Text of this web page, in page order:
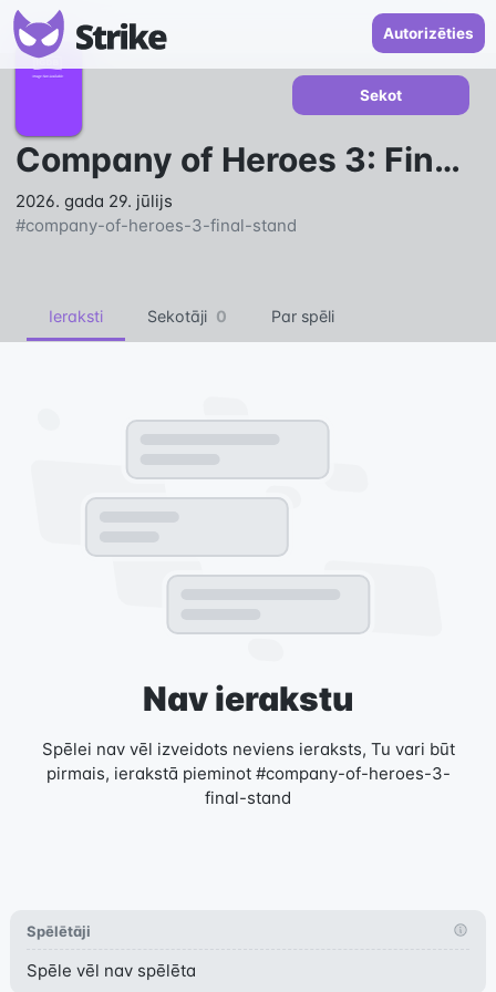
Autorizēties
Company of Heroes 3: Final Stand
2026. gada 29. jūlijs
#company-of-heroes-3-final-stand
Sekot
Ieraksti Sekotāji 0 Par spēli
Nav ierakstu
Spēlei nav vēl izveidots neviens ieraksts, Tu vari būt
pirmais, ierakstā pieminot #company-of-heroes-3-
final-stand
Spēlētāji
Spēle vēl nav spēlēta